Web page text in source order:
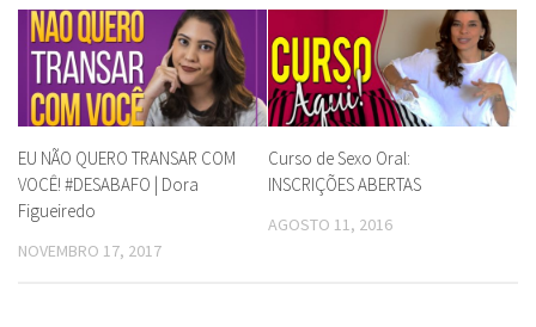
EU NÃO QUERO TRANSAR COM
VOCÊ! #DESABAFO | Dora
Figueiredo
NOVEMBRO 17, 2017
Curso de Sexo Oral:
INSCRIÇÕES ABERTAS
AGOSTO 11, 2016